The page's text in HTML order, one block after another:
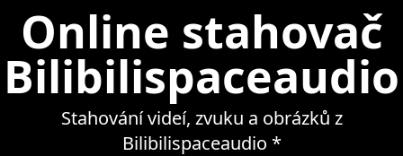
Online stahovač
Bilibilispaceaudio
Stahování videí, zvuku a obrázků z
Bilibilispaceaudio *